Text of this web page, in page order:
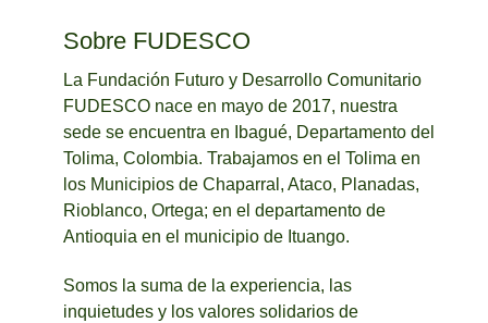
Sobre FUDESCO
La Fundación Futuro y Desarrollo Comunitario
FUDESCO nace en mayo de 2017, nuestra
sede se encuentra en Ibagué, Departamento del
Tolima, Colombia. Trabajamos en el Tolima en
los Municipios de Chaparral, Ataco, Planadas,
Rioblanco, Ortega; en el departamento de
Antioquia en el municipio de Ituango.
Somos la suma de la experiencia, las
inquietudes y los valores solidarios de